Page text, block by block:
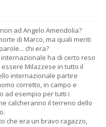
ad Angelo Amendolia?
di Marco, ma quali meriti
chi era?
ha di certo reso
Milazzese in tutto il
internazionale partire
corretto, in campo e
ad esempio per tutti i
calcheranno il terreno dello
che era un bravo ragazzo,